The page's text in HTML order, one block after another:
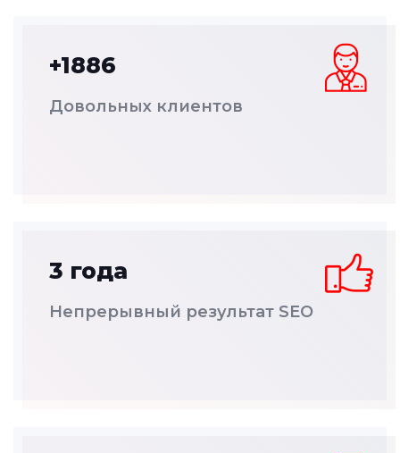
+1886
Довольных клиентов
3 года
Непрерывный результат SEO